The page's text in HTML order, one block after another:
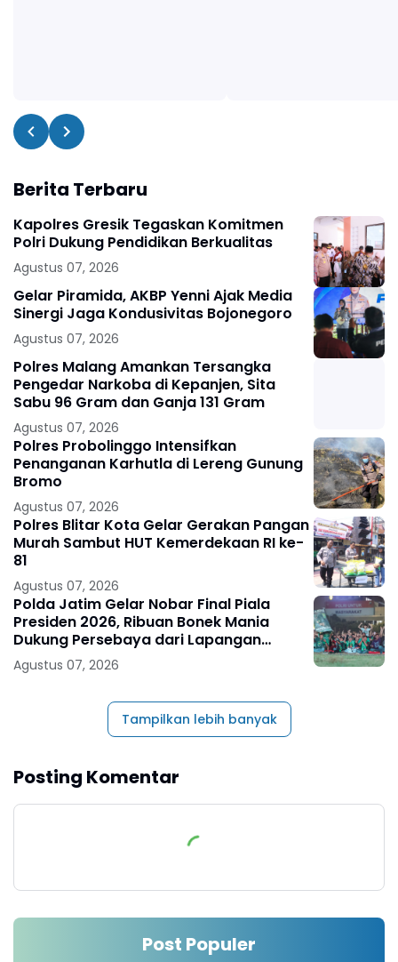
Berita Terbaru
Kapolres Gresik Tegaskan Komitmen
Polri Dukung Pendidikan Berkualitas
Agustus 07, 2026
Gelar Piramida, AKBP Yenni Ajak Media
Sinergi Jaga Kondusivitas Bojonegoro
Agustus 07, 2026
Polres Malang Amankan Tersangka
Pengedar Narkoba di Kepanjen, Sita
Sabu 96 Gram dan Ganja 131 Gram
Agustus 07, 2026
Polres Probolinggo Intensifkan
Penanganan Karhutla di Lereng Gunung
Bromo
Agustus 07, 2026
Polres Blitar Kota Gelar Gerakan Pangan
Murah Sambut HUT Kemerdekaan RI ke-
81
Agustus 07, 2026
Polda Jatim Gelar Nobar Final Piala
Presiden 2026, Ribuan Bonek Mania
Dukung Persebaya dari Lapangan
Mapolda
Agustus 07, 2026
Tampilkan lebih banyak
Posting Komentar
Post Populer